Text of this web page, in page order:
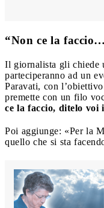
“Non ce la
Il giornalista gli chiede
parteciperanno ad un
Paravati, con
premette con un filo
ce la faccio, ditelo voi
Poi aggiunge: «Per la
quello che si sta